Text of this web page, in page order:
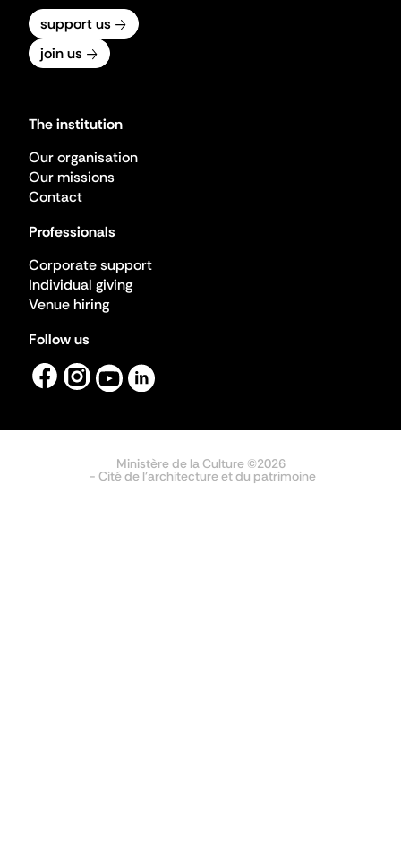
support us
join us
The institution
Our organisation
Our missions
Contact
Professionals
Corporate support
Individual giving
Venue hiring
Follow us
Ministère de la Culture ©2026
- Cité de l'architecture et du patrimoine